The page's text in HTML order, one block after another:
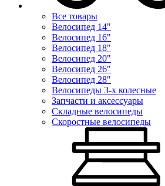
Все товары
Велосипед 14"
Велосипед 16"
Велосипед 18"
Велосипед 20"
Велосипед 26"
Велосипед 28"
Велосипеды 3-х колесные
Запчасти и аксессуары
Складные велосипеды
Скоростные велосипеды